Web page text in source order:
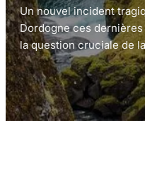
Un nouvel incident
Dordogne ces
la question cruciale de